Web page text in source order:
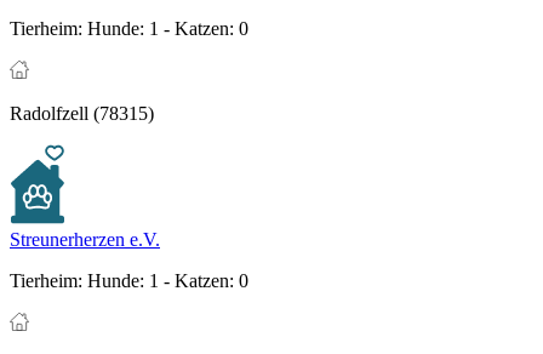
Tierheim: Hunde: 1 - Katzen: 0
Radolfzell (78315)
Streunerherzen e.V.
Tierheim: Hunde: 1 - Katzen: 0